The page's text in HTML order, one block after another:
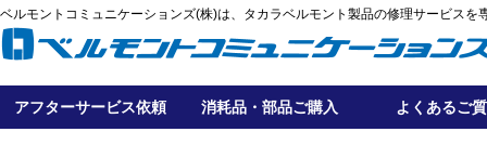
ベルモントコミュニケーションズ(株)は、タカラベルモント製品の修理サービスを
アフターサービス依頼 消耗品・部品ご購入 よくあるご